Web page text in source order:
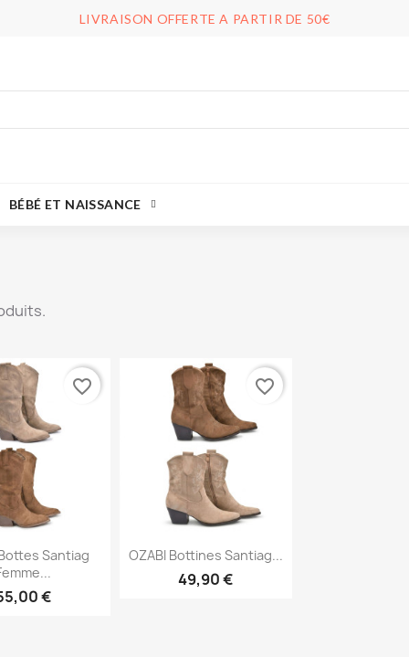
LIVRAISON OFFERTE A PARTIR DE 50€
BÉBÉ ET NAISSANCE
rapide
Santiag
€
favorite_border
Aperçu rapide
OZABI Bottines Santiag...
49,90 €
favorite_border